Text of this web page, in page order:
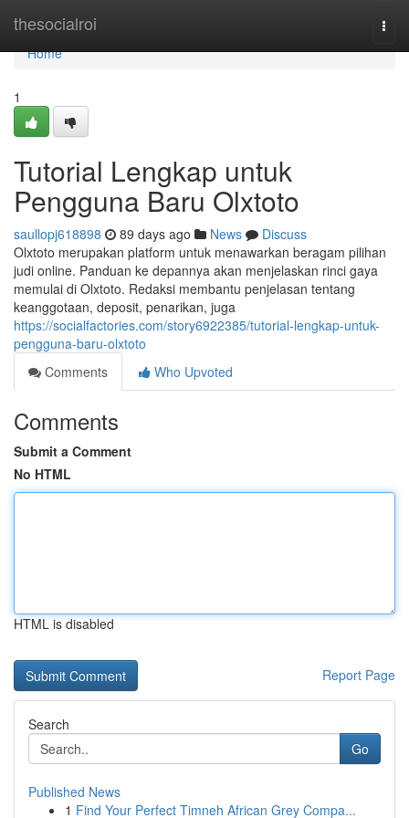
thesocialroi
Home
Home
1
Tutorial Lengkap untuk
Pengguna Baru Olxtoto
saullopj618898 89 days ago News
Discuss
Olxtoto merupakan platform untuk menawarkan beragam pilihan
judi online. Panduan ke depannya akan menjelaskan rinci gaya
memulai di Olxtoto. Redaksi membantu penjelasan tentang
keanggotaan, deposit, penarikan, juga
https://socialfactories.com/story6922385/tutorial-lengkap-untuk-
pengguna-baru-olxtoto
Comments
Who Upvoted
Comments
Submit a Comment
No HTML
HTML is disabled
Report Page
Search
Go
Published News
1 Find Your Perfect Timneh African Grey Compa...